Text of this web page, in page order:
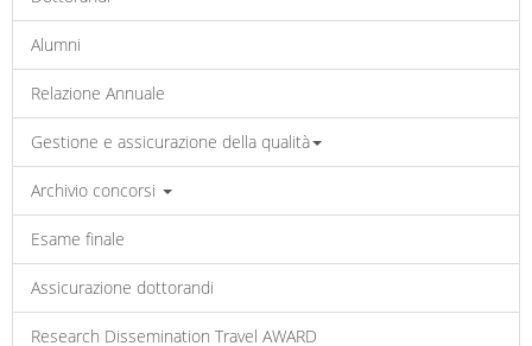
Alumni
Relazione Annuale
Gestione e assicurazione della qualità
Archivio concorsi
Esame finale
Assicurazione dottorandi
Research Dissemination Travel AWARD